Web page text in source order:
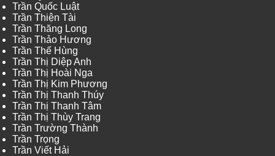
Trần Quốc Luật
Trần Thiện Tài
Trần Thăng Long
Trần Thảo Hương
Trần Thế Hùng
Trần Thị Diệp Anh
Trần Thị Hoài Nga
Trần Thị Kim Phương
Trần Thị Thanh Thúy
Trần Thị Thanh Tâm
Trần Thị Thùy Trang
Trần Trường Thành
Trần Trọng
Trần Viết Hải